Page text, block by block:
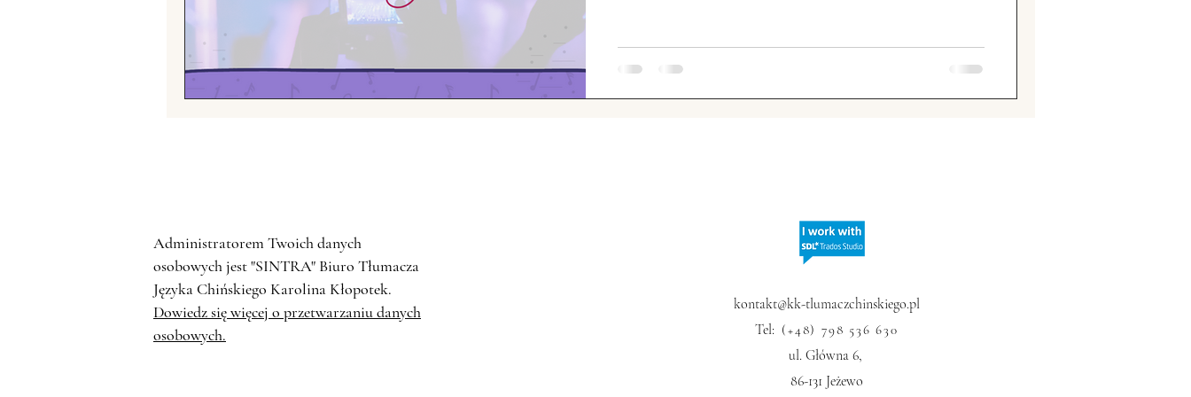
Fotografia chińska Chiński przemysł Chińskie społeczeństwo
Chińskie grupy etniczne USA vs. Chiny Sławni Chińczycy Chińskie Sprawy Zagraniczne
Administratorem Twoich danych
osobowych jest "SINTRA" Biuro Tłumacza
Języka Chińskiego Karolina Kłopotek.
Dowiedz się więcej o przetwarzaniu danych
osobowych.
kontakt@kk-tlumaczchinskiego.pl
Tel: (+48) 798 536 630
ul. Główna 6,
86-131 Jeżewo